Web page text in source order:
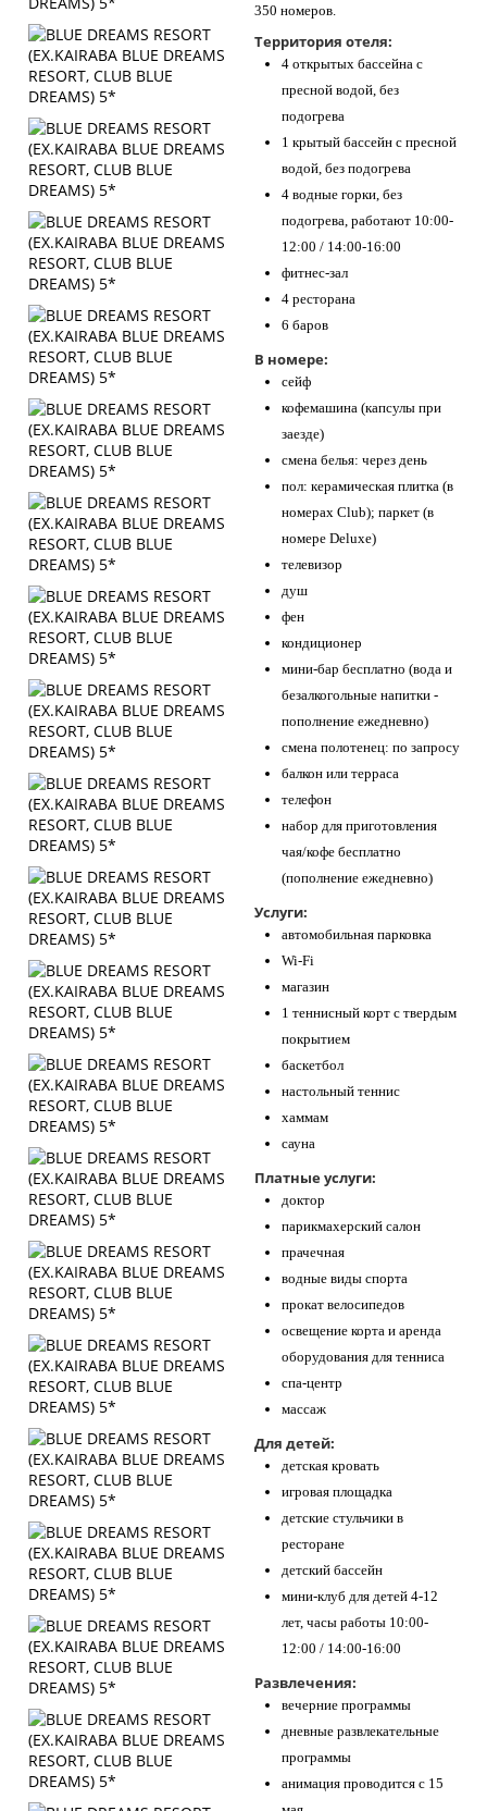
350 номеров.
Территория отеля:
4 открытых бассейна с
пресной водой, без
подогрева
1 крытый бассейн с пресной
водой, без подогрева
4 водные горки, без
подогрева, работают 10:00-
12:00 / 14:00-16:00
фитнес-зал
4 ресторана
6 баров
В номере:
сейф
кофемашина (капсулы при
заезде)
смена белья: через день
пол: керамическая плитка (в
номерах Club); паркет (в
номере Deluxe)
телевизор
душ
фен
кондиционер
мини-бар бесплатно (вода и
безалкогольные напитки -
пополнение ежедневно)
смена полотенец: по запросу
балкон или терраса
телефон
набор для приготовления
чая/кофе бесплатно
(пополнение ежедневно)
Услуги:
автомобильная парковка
Wi-Fi
магазин
1 теннисный корт с твердым
покрытием
баскетбол
настольный теннис
хаммам
сауна
Платные услуги:
доктор
парикмахерский салон
прачечная
водные виды спорта
прокат велосипедов
освещение корта и аренда
оборудования для тенниса
спа-центр
массаж
Для детей:
детская кровать
игровая площадка
детские стульчики в
ресторане
детский бассейн
мини-клуб для детей 4-12
лет, часы работы 10:00-
12:00 / 14:00-16:00
Развлечения:
вечерние программы
дневные развлекательные
программы
анимация проводится с 15